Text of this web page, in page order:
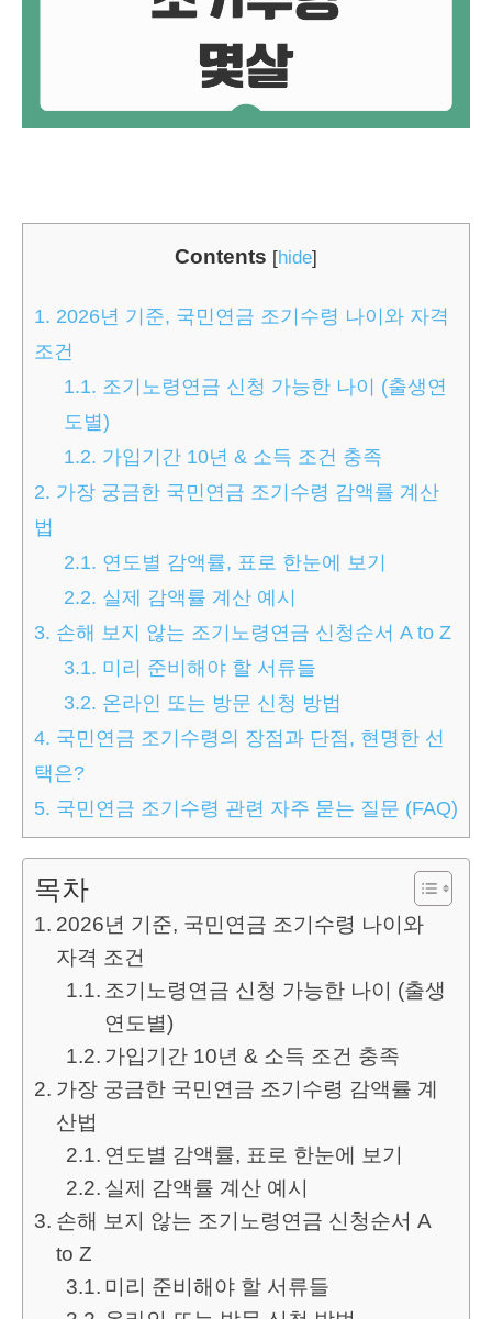
Contents [hide]
1. 2026년 기준, 국민연금 조기수령 나이와 자격
조건
1.1. 조기노령연금 신청 가능한 나이 (출생연
도별)
1.2. 가입기간 10년 & 소득 조건 충족
2. 가장 궁금한 국민연금 조기수령 감액률 계산
법
2.1. 연도별 감액률, 표로 한눈에 보기
2.2. 실제 감액률 계산 예시
3. 손해 보지 않는 조기노령연금 신청순서 A to Z
3.1. 미리 준비해야 할 서류들
3.2. 온라인 또는 방문 신청 방법
4. 국민연금 조기수령의 장점과 단점, 현명한 선
택은?
5. 국민연금 조기수령 관련 자주 묻는 질문 (FAQ)
목차
2026년 기준, 국민연금 조기수령 나이와
자격 조건
조기노령연금 신청 가능한 나이 (출생
연도별)
가입기간 10년 & 소득 조건 충족
가장 궁금한 국민연금 조기수령 감액률 계
산법
연도별 감액률, 표로 한눈에 보기
실제 감액률 계산 예시
손해 보지 않는 조기노령연금 신청순서 A
to Z
미리 준비해야 할 서류들